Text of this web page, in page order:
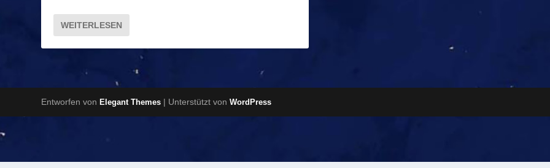
WEITERLESEN
Entworfen vonElegant Themes | Unterstützt vonWordPress